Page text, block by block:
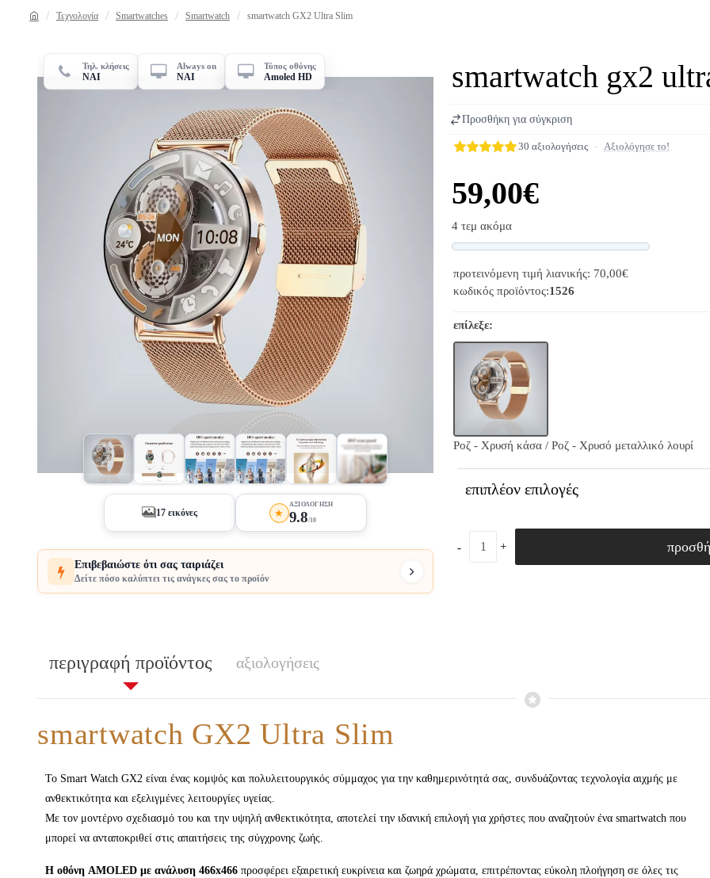
Τεχνολογία Smartwatches Smartwatch smartwatch GX2 Ultra Slim
Τηλ. κλήσεις
ΝΑΙ
Always on
ΝΑΙ
Τύπος οθόνης
Amoled HD
17 εικόνες ★
ΑΞΙΟΛΌΓΗΣΗ
9.8/10
Επιβεβαιώστε ότι σας ταιριάζει
Δείτε πόσο καλύπτει τις ανάγκες σας το προϊόν
smartwatch gx2
30 αξιολογήσεις - Αξιολόγησε το!
59,00€
4 τεμ ακόμα
Προσθήκη για σύγκριση
προτεινόμενη τιμή λιανικής: 70,00€
κωδικός προϊόντος:1526
επίλεξε:
Ροζ - Χρυσή κάσα / Ροζ - Χρυσό μεταλλικό λουρί
επιπλέον επιλογές
περιγραφή προϊόντος αξιολογήσεις
smartwatch GX2 Ultra Slim
Το Smart Watch GX2 είναι ένας κομψός και πολυλειτουργικός σύμμαχος για την καθημερινότητά σας, συνδυάζοντας τεχνολογία αιχμής με
ανθεκτικότητα και εξελιγμένες λειτουργίες υγείας.
Με τον μοντέρνο σχεδιασμό του και την υψηλή ανθεκτικότητα, αποτελεί την ιδανική επιλογή για χρήστες που αναζητούν ένα smartwatch που
μπορεί να ανταποκριθεί στις απαιτήσεις της σύγχρονης ζωής.
Η οθόνη AMOLED με ανάλυση 466x466 προσφέρει εξαιρετική ευκρίνεια και ζωηρά χρώματα, επιτρέποντας εύκολη πλοήγηση σε όλες τις